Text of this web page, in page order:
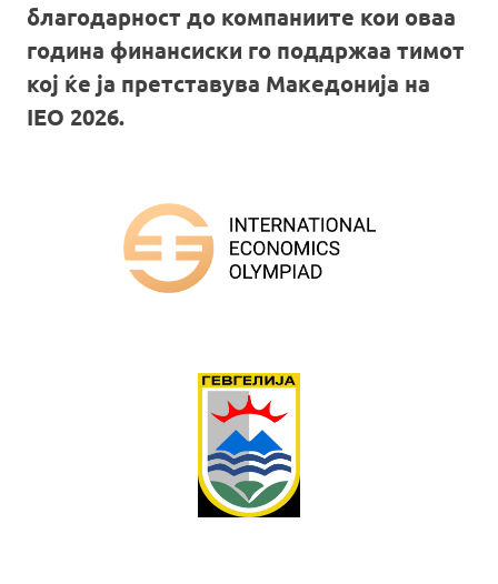
благодарност до компаниите кои оваа
година финансиски го поддржаа тимот
кој ќе ја претставува Македонија на
IEO 2026.